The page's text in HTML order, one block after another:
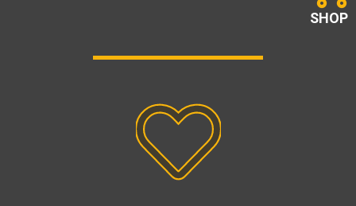
SHOP